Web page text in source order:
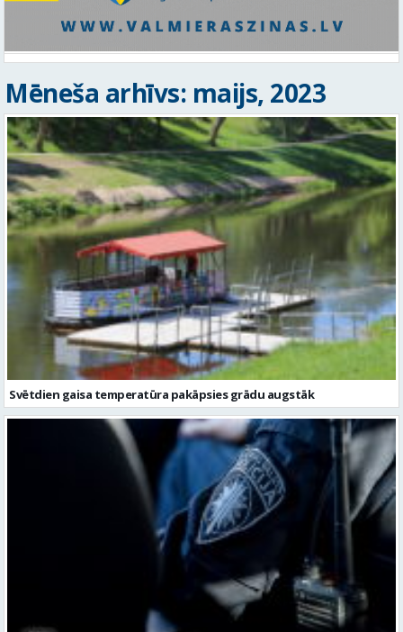
Mēneša arhīvs: maijs, 2023
Svētdien gaisa temperatūra pakāpsies grādu augstāk